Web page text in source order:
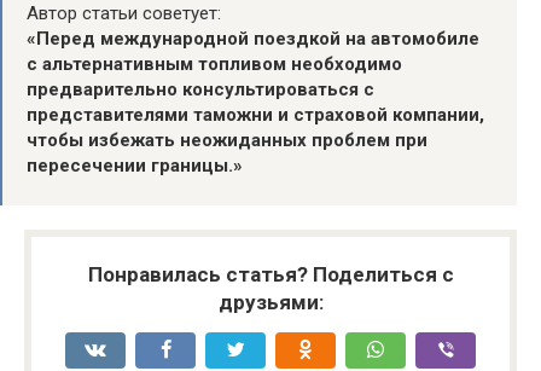
Автор статьи советует:
«Перед международной поездкой на автомобиле
с альтернативным топливом необходимо
предварительно консультироваться с
представителями таможни и страховой компании,
чтобы избежать неожиданных проблем при
пересечении границы.»
Понравилась статья? Поделиться с
друзьями: